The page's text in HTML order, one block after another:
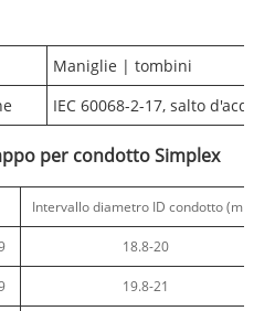
Maniglie | tombini
IEC 60068-2-17, salto d'acqua
per condotto Simplex
Intervallo diametro ID condotto (mm)
18.8-20
19.8-21